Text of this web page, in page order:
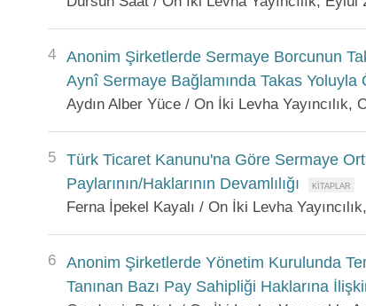
4
Anonim Şirketlerde Sermaye Borcunun
Aynî Sermaye Bağlamında Takas Yoluyla
Aydın Alber Yüce / On İki Levha Yayıncılık,
5
Türk Ticaret Kanunu'na Göre Sermaye
Paylarının/Haklarının Devamlılığı
Ferna İpekel Kayalı / On İki Levha
6
Anonim Şirketlerde Yönetim Kurulunda
Tanınan Bazı Pay Sahipliği Haklarına